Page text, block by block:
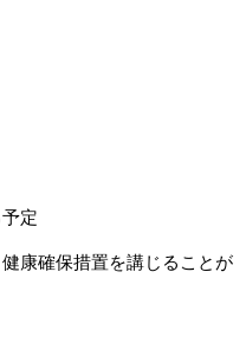
定
康確保措置を講じることが